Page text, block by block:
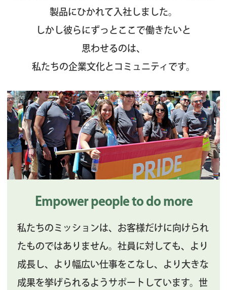
製品にひかれて入社しました。
しかし彼らにずっとここで働きたいと
思わせるのは、
私たちの企業文化とコミュニティです。
Empower people to do more
私たちのミッションは、お客様だけに向けられ
たものではありません。社員に対しても、より
成長し、より幅広い仕事をこなし、より大きな
成果を挙げられるようサポートしています。世